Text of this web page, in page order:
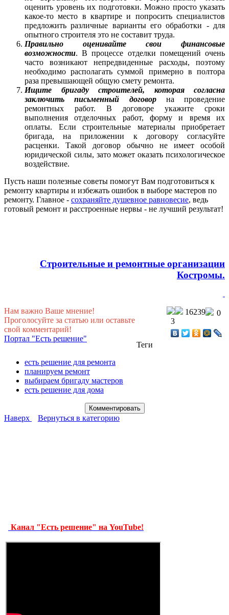
оценить уровень их подготовки. Можно просто указать
какое-то место в квартире и попросить специалистов
предложить различные варианты его обработки - для
опытного строителя это не составит труда.
Правильно оценивайте свои финансовые
возможности. В процессе отделки помещений очень
часто возникают непредвиденные расходы, поэтому
необходимо располагать суммой примерно в полтора
раза превышающей общую смету ремонта.
Ищите бригаду строителей, которая согласна
заключить письменный договорна проведение
ремонтных работ. В договоре укажите сроки
выполнения отделочных работ, форму и время их
оплаты. Если строительные материалы приобретает
бригада, на приложении к договору согласуйте
расценки. Такой договор обычно не имеет особой
юридической силы, зато может оказать психологическое
воздействие.
Пусть наши полезные советы помогут Вам подготовиться к
ремонту квартиры и избежать ошибок в выборе мастеров по
ремонту. Главное - сохраняйте душевное равновесие, ведь
готовый ремонт и расстроенные нервы - не лучший результат!
Строительные и ремонтные организации
Костромы.
Нам важно Ваше мнение!
Проголосуйте за статью или оставьте
свой комментарий!
Портал "Есть решение"
0
16239
3
Теги
есть решение для ремонта
планируем ремонт
выбираем бригаду мастеров
есть решение для дома
Наверх Вернуться в категорию
Канал "Есть решение" на YouTube!